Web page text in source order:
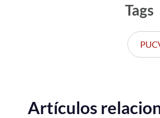
Tags
Artículos